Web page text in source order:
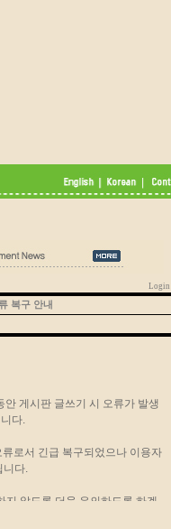
Login
복구 안내
게시판 글쓰기 시 오류가 발생
다.
로서 긴급 복구되었으나 이용자
니다.
지 않도록 더욱 유의하도록 하겠